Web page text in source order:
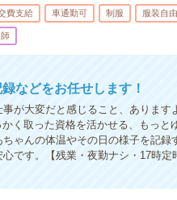
費支給 車通勤可 制服 服装自由
などをお任せします！
が大変だと感じること、あります
く取った資格を活かせる、もっと
ゃんの体温やその日の様子を記録
です。【残業・夜勤ナシ・17時定